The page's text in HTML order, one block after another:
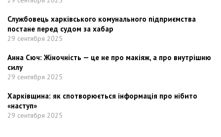
Службовець харківського комунального підприємства
постане перед судом за хабар
29 сентября 2025
Анна Сюч: Жіночність — це не про макіяж, а про внутрішню
силу
29 сентября 2025
Харківщина: як спотворюється інформація про нібито
«наступ»
29 сентября 2025